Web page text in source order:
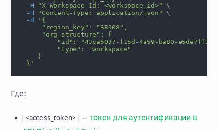
-H
"X-Workspace-Id: <workspace_id>"
\
-H
"Content-Type: application/json"
\
-d
'{
      "region_key": "SR008",
      "org_structure": {
"id": "43ca5087-f15d-4a59-ba80-
          "type": "workspace"
     }
  }'
Где:
<access_token> — токен для аутентификации в